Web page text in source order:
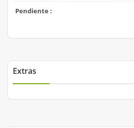
Pendiente :
Extras